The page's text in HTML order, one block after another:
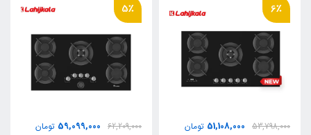
6٪
53,798,000
51,108,000 تومان
5٪
62,209,000
59,099,000 تومان